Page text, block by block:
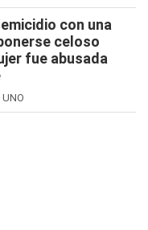
con una
celoso
fue abusada